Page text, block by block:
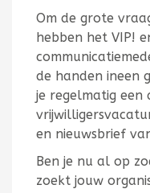
Om de grote
hebben het VIP!
de handen ineen
je regelmatig
en nieuwsbrief
Ben je nu al op
zoekt jouw